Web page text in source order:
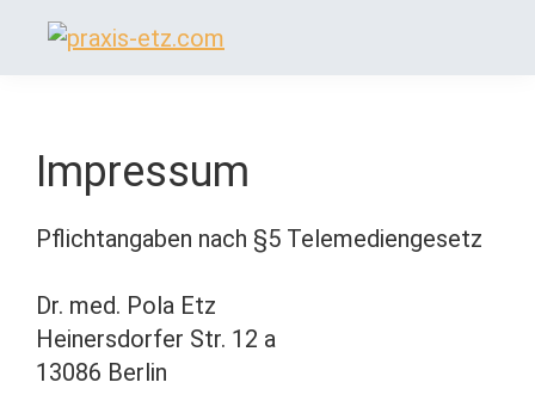
Hauptnavigation
springen
main
Fußzeile
springen
von
Dr.
Etz
Impressum
Pflichtangaben nach §5 Telemediengesetz
Dr. med. Pola Etz
Heinersdorfer Str. 12 a
13086 Berlin